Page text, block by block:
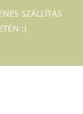
SZÁLLÍTÁS
:)